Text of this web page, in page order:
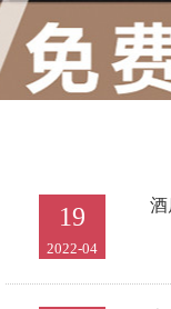
19
2022-04
酒